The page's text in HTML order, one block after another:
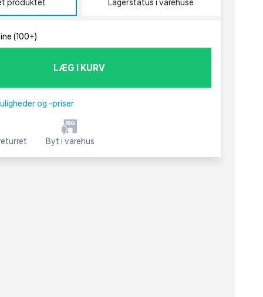
produktet Lagerstatus i varehuse
(100+)
LÆG I KURV
og -priser
Byt i varehus